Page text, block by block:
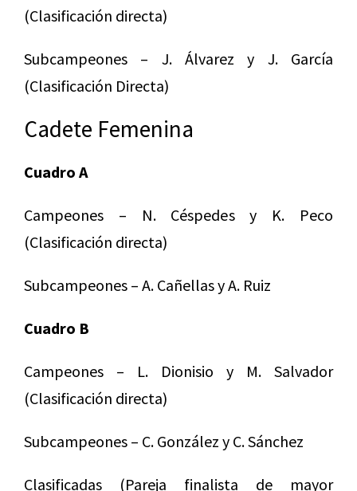
(Clasificación directa)
Subcampeones – J. Álvarez y J. García
(Clasificación Directa)
Cadete Femenina
Cuadro A
Campeones – N. Céspedes y K. Peco
(Clasificación directa)
Subcampeones – A. Cañellas y A. Ruiz
Cuadro B
Campeones – L. Dionisio y M. Salvador
(Clasificación directa)
Subcampeones – C. González y C. Sánchez
Clasificadas (Pareja finalista de mayor